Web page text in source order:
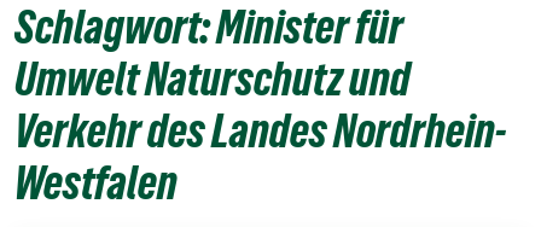
Schlagwort:Minister für
Umwelt Naturschutz und
Verkehr des Landes Nordrhein-
Westfalen